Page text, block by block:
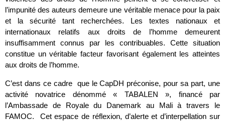
l’impunité des auteurs demeure une véritable menace pour la paix
et la sécurité tant recherchées. Les textes nationaux et
internationaux relatifs aux droits de l’homme demeurent
insuffisamment connus par les contribuables. Cette situation
constitue un véritable facteur favorisant également les atteintes
aux droits de l’homme.
C’est dans ce cadre que le CapDH préconise, pour sa part, une
activité novatrice dénommé « TABALEN », financé par
l’Ambassade de Royale du Danemark au Mali à travers le
FAMOC. Cet espace de réflexion, d’alerte et d’interpellation sur